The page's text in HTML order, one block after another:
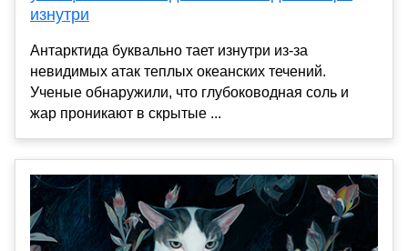
изнутри
Антарктида буквально тает изнутри из-за
невидимых атак теплых океанских течений.
Ученые обнаружили, что глубоководная соль и
жар проникают в скрытые ...